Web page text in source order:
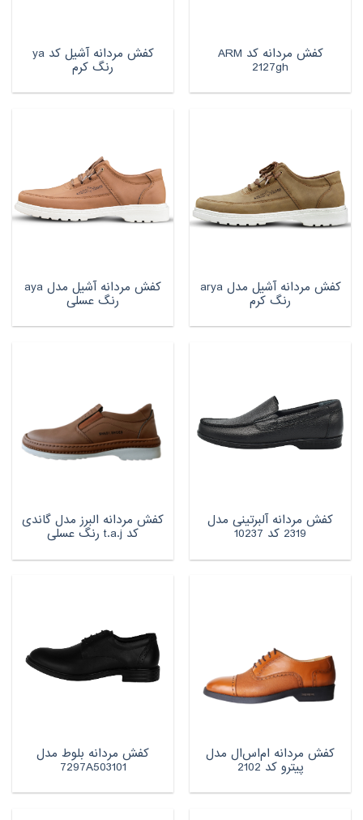
کفش مردانه کد ARM
2127gh
کفش مردانه آشیل کد ya
رنگ کرم
کفش مردانه آشیل مدل arya
رنگ کرم
کفش مردانه آشیل مدل aya
رنگ عسلی
کفش مردانه آلبرتینی مدل
2319 کد 10237
کفش مردانه البرز مدل گاندی
کد t.a.j رنگ عسلی
کفش مردانه ام‌اس‌ال مدل
پیترو کد 2102
کفش مردانه بلوط مدل
7297A503101